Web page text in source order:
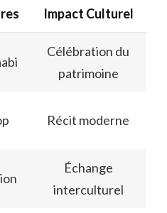
Impact Culturel
Célébration du
patrimoine
Récit moderne
Échange
interculturel